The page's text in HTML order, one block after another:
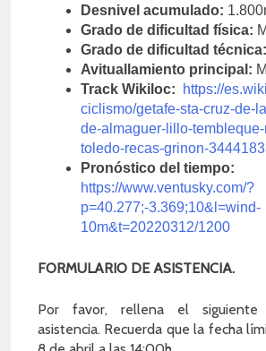
Desnivel acumulado:
Grado de dificultad física:
Grado de dificultad técnica:
Avituallamiento principal:
Track Wikiloc:
https://
ciclismo/getafe-sta-cruz-de-
de-almaguer-lillo-
toledo-recas-grinon-
Pronóstico del tiempo:
https://www.ventusky.com/?
p=40.277;-3.369;10&l=wind-
10m&t=20220312/1200
FORMULARIO DE ASISTENCIA.
Por favor, rellena el siguiente
asistencia. Recuerda que la fecha